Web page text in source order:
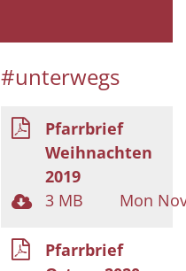
#unterwegs
Pfarrbrief
Weihnachten
2019
3 MB
Mon
Pfarrbrief